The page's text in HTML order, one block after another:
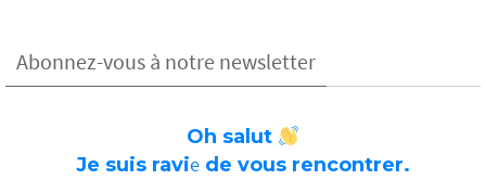
Abonnez-vous à notre newsletter
Oh salut
Je suis ravie de vous rencontrer.